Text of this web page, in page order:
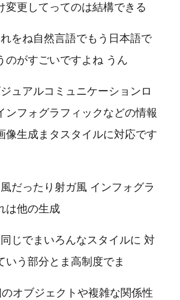
変更してってのは結構できる
をね自然言語でもう日本語で
のがすごいですよね うん
ュアルコミュニケーションロ
ンフォグラフィックなどの情報
像生成まタスタイルに対応です
だったり射ガ風 インフォグラ
は他の生成
じでまいろんなスタイルに 対
いう部分とま高制度でま
オブジェクトや複雑な関係性